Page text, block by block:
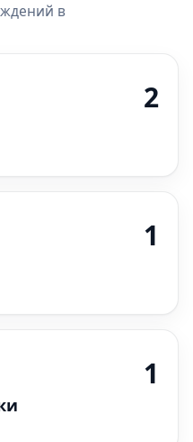
в
2
1
1